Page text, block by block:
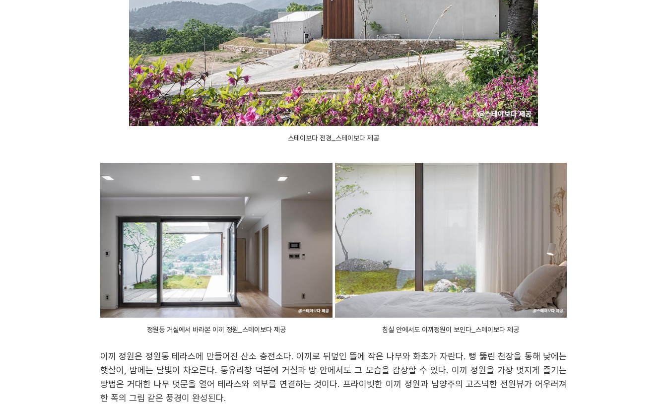
스테이보다 전경_스테이보다 제공
정원동 거실에서 바라본 이끼 정원_스테이보다 제공 침실 안에서도 이끼정원이 보인다_스테이보다 제공
이끼 정원은 정원동 테라스에 만들어진 산소 충전소다. 이끼로 뒤덮인 뜰에 작은 나무와 화초가 자란다. 뻥 뚫린 천장을 통해 낮에는
햇살이, 밤에는 달빛이 차오른다. 통유리창 덕분에 거실과 방 안에서도 그 모습을 감상할 수 있다. 이끼 정원을 가장 멋지게 즐기는
방법은 거대한 나무 덧문을 열어 테라스와 외부를 연결하는 것이다. 프라이빗한 이끼 정원과 남양주의 고즈넉한 전원뷰가 어우러져
한 폭의 그림 같은 풍경이 완성된다.